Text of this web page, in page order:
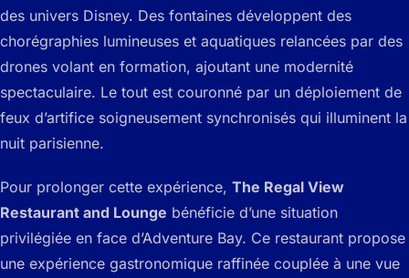
des univers Disney. Des fontaines développent des
chorégraphies lumineuses et aquatiques relancées par des
drones volant en formation, ajoutant une modernité
spectaculaire. Le tout est couronné par un déploiement de
feux d’artifice soigneusement synchronisés qui illuminent la
nuit parisienne.
Pour prolonger cette expérience, The Regal View
Restaurant and Lounge bénéficie d’une situation
privilégiée en face d’Adventure Bay. Ce restaurant propose
une expérience gastronomique raffinée couplée à une vue